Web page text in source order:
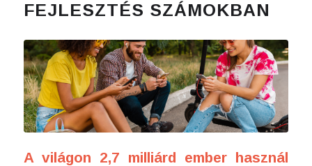
FEJLESZTÉS SZÁMOKBAN
A világon 2,7 milliárd ember használ